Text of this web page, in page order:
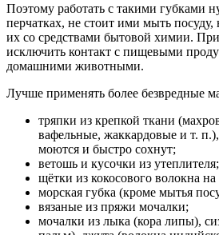
Поэтому работать с такими губками
перчатках, не стоит ими мыть посуду,
их со средствами бытовой химии.
исключить контакт с пищевыми
домашними животными.
Лучше применять более безвредные
тряпки из крепкой ткани
вафельные, жаккардовые и т.
моются и быстро сохнут;
ветошь и кусочки из утеплителя;
щётки из кокосового волокна
морская губка (кроме мытья
вязаные из пряжи мочалки;
мочалки из лыка (кора липы),